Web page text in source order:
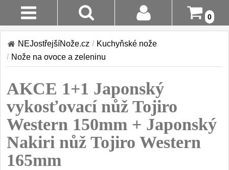
0
Stav
Objednávky
Registrace
Doručení A
Platba
Vrácení Do
Akce!
Kuchyňské nože
Sady kuchyňských nožů 9
Šéfkuchařské nože
Univerzální nože 50
Nože na ovoce a
NEJostřejšíNože.cz / Kuchyňské nože
/ Nože na ovoce a zeleninu
AKCE 1+1 Japonský
vykosťovací nůž Tojiro
Western 150mm + Japonský
Nakiri nůž Tojiro Western
165mm